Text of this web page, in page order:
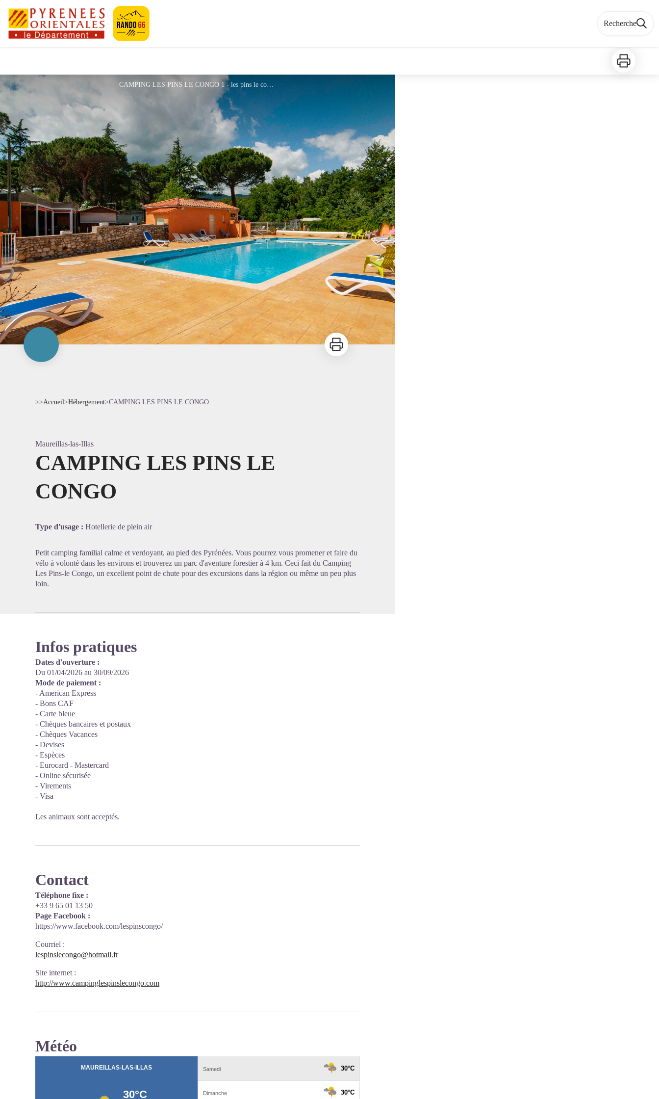
Recherche
Imprimer
CAMPING LES PINS LE CONGO 1 - les pins le congo
Imprimer
>>Accueil>Hébergement>CAMPING LES PINS LE CONGO
Maureillas-las-Illas
CAMPING LES PINS LE
CONGO
Type d'usage : Hotellerie de plein air
Petit camping familial calme et verdoyant, au pied des Pyrénées. Vous pourrez vous promener et faire du
vélo à volonté dans les environs et trouverez un parc d'aventure forestier à 4 km. Ceci fait du Camping
Les Pins-le Congo, un excellent point de chute pour des excursions dans la région ou même un peu plus
loin.
Infos pratiques
Dates d'ouverture :
Du 01/04/2026 au 30/09/2026
Mode de paiement :
- American Express
- Bons CAF
- Carte bleue
- Chèques bancaires et postaux
- Chèques Vacances
- Devises
- Espèces
- Eurocard - Mastercard
- Online sécurisée
- Virements
- Visa
Les animaux sont acceptés.
Contact
Téléphone fixe :
+33 9 65 01 13 50
Page Facebook :
https://www.facebook.com/lespinscongo/
Courriel :
lespinslecongo@hotmail.fr
Site internet :
http://www.campinglespinslecongo.com
Météo